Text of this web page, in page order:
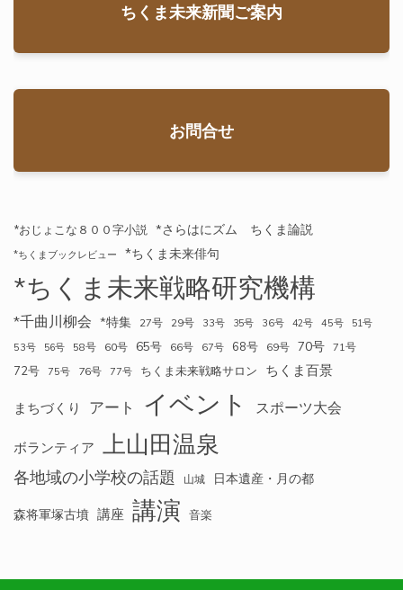
ちくま未来新聞ご案内
お問合せ
*おじょこな８００字小説 *さらはにズム ちくま論説
*ちくまブックレビュー *ちくま未来俳句
*ちくま未来戦略研究機構
*千曲川柳会 *特集 27号 29号 33号 35号 36号 42号 45号
51号
53号
56号 58号 60号 65号 66号 67号 68号 69号 70号 71号
72号 75号 76号 77号 ちくま未来戦略サロン ちくま百景
まちづくり アート イベント スポーツ大会
ボランティア 上山田温泉
各地域の小学校の話題 山城 日本遺産・月の都
森将軍塚古墳 講座 講演 音楽